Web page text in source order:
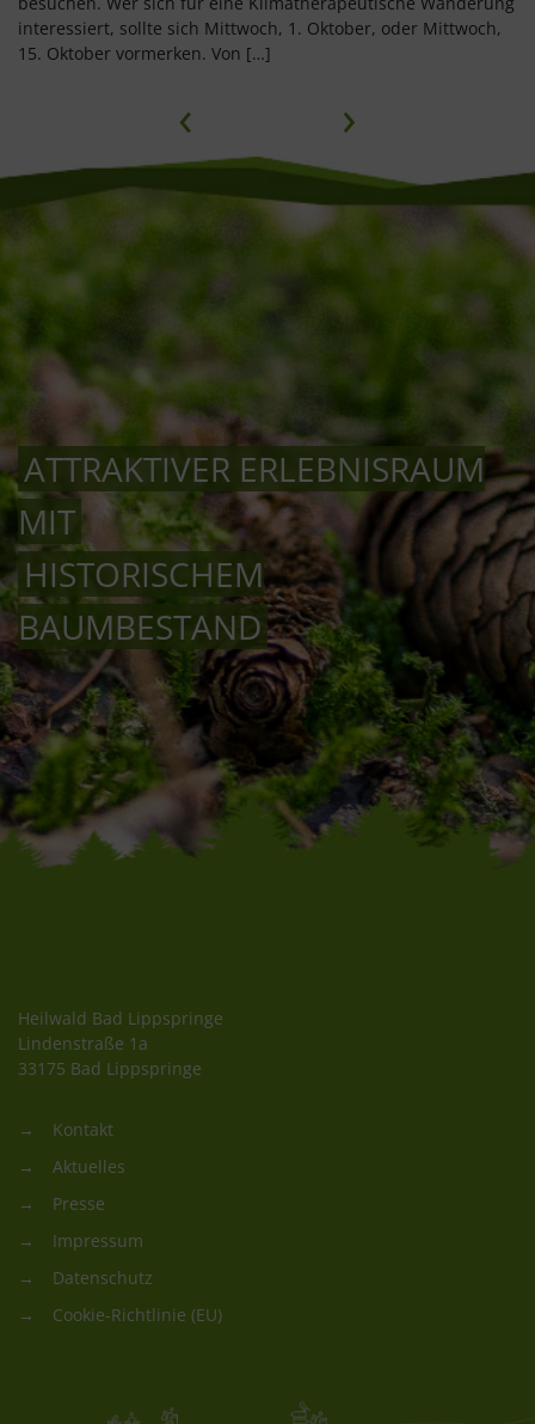
interessiert, sollte sich Mittwoch, 1. Oktober, oder Mittwoch,
15. Oktober vormerken. Von […]
‹ ›
ATTRAKTIVER ERLEBNISRAUM
MIT
HISTORISCHEM
BAUMBESTAND
Heilwald Bad Lippspringe
Lindenstraße 1a
33175 Bad Lippspringe
Kontakt
Aktuelles
Presse
Impressum
Datenschutz
Cookie-Richtlinie (EU)